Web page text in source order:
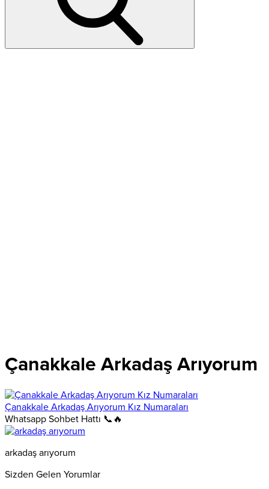
Çanakkale Arkadaş Arıyorum
Çanakkale Arkadaş Arıyorum Kız Numaraları
Whatsapp Sohbet Hattı 📞🔥
arkadaş arıyorum
Sizden Gelen Yorumlar